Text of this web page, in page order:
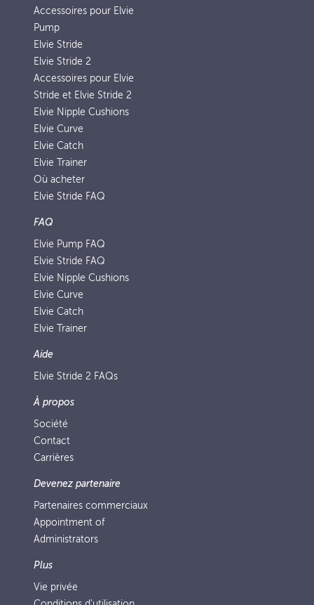
Accessoires pour Elvie
Pump
Elvie Stride
Elvie Stride 2
Accessoires pour Elvie
Stride et Elvie Stride 2
Elvie Nipple Cushions
Elvie Curve
Elvie Catch
Elvie Trainer
Où acheter
Elvie Stride FAQ
FAQ
Elvie Pump FAQ
Elvie Stride FAQ
Elvie Nipple Cushions
Elvie Curve
Elvie Catch
Elvie Trainer
Aide
Elvie Stride 2 FAQs
À propos
Société
Contact
Carrières
Devenez partenaire
Partenaires commerciaux
Appointment of
Administrators
Plus
Vie privée